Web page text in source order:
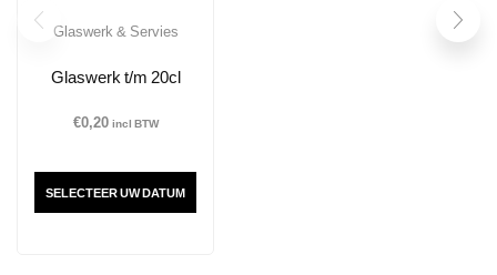
Glaswerk & Servies
Glaswerk t/m 20cl
€0,20 incl BTW
SELECTEER UW DATUM